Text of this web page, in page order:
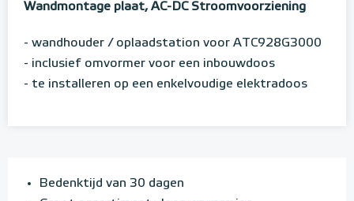
Wandmontage plaat, AC-DC Stroomvoorziening
- wandhouder / oplaadstation voor ATC928G3000
- inclusief omvormer voor een inbouwdoos
- te installeren op een enkelvoudige elektradoos
Bedenktijd van 30 dagen